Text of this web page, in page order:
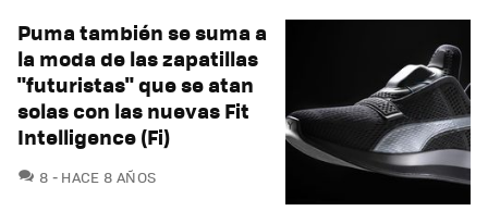
Puma también se suma a
la moda de las zapatillas
"futuristas" que se atan
solas con las nuevas Fit
Intelligence (Fi)
8 COMENTARIOS
HACE 8 AÑOS